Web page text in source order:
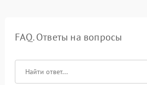
FAQ. Ответы на вопросы